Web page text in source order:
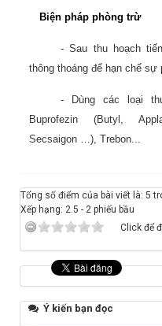
Biện pháp phòng trừ
- Sau thu hoạch
thông thoáng để hạn chế sự
- Dùng các loại
Buprofezin (Butyl,
Secsaigon …), Trebon...
Tổng số điểm của bài viết là: 5
Xếp hạng: 2.5 - 2 phiếu bầu
Click để
Ý kiến bạn đọc